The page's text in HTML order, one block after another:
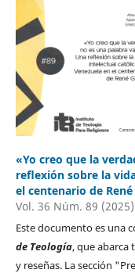
«Yo creo que la
reflexión sobre la
el centenario de
Vol. 36 Núm. 89 (2025)
Este documento es una
de Teología, que abarca
y reseñas. La sección